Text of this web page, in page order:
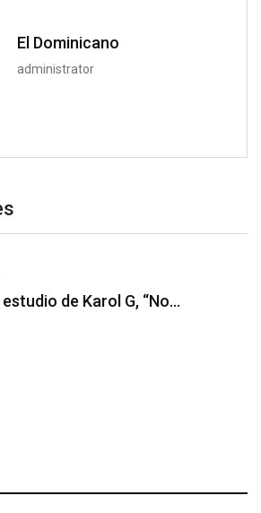
El Dominicano
administrator
íntima revelación de sexo y…